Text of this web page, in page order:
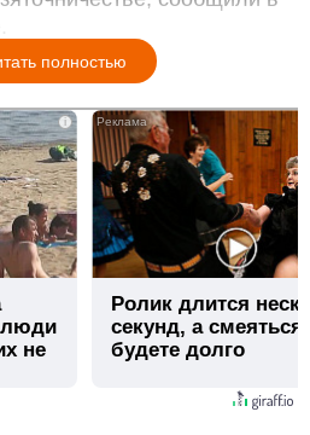
полностью
i
не
Ролик длится
секунд, а
будете долго